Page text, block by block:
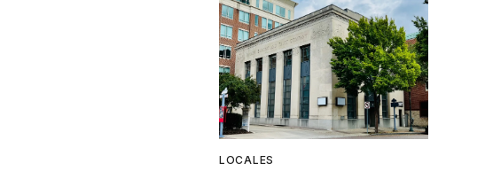
LOCALES